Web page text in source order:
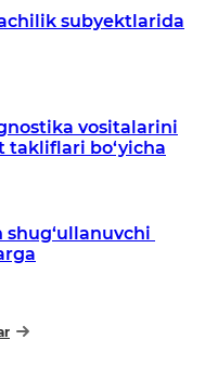
subyektlarida
vositalarini
takliflari bo‘yicha